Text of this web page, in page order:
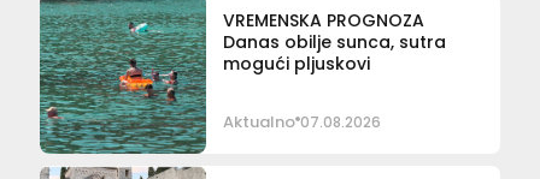
VREMENSKA PROGNOZA
Danas obilje sunca, sutra
mogući pljuskovi
Aktualno 07.08.2026